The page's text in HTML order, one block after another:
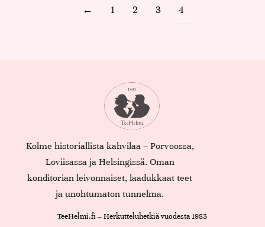
← 1 2 3 4
Kolme historiallista kahvilaa – Porvoossa,
Loviisassa ja Helsingissä. Oman
konditorian leivonnaiset, laadukkaat teet
ja unohtumaton tunnelma.
TeeHelmi.fi – Herkutteluhetkiä vuodesta 1983